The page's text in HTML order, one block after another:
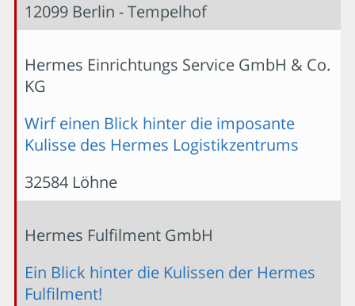
12099 Berlin - Tempelhof
Hermes Einrichtungs Service GmbH & Co.
KG
Wirf einen Blick hinter die imposante
Kulisse des Hermes Logistikzentrums
32584 Löhne
Hermes Fulfilment GmbH
Ein Blick hinter die Kulissen der Hermes
Fulfilment!